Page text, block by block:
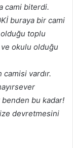
cami biterdi.
buraya bir cami
olduğu toplu
okulu olduğu
camisi vardır.
bu kadar!
devretmesini